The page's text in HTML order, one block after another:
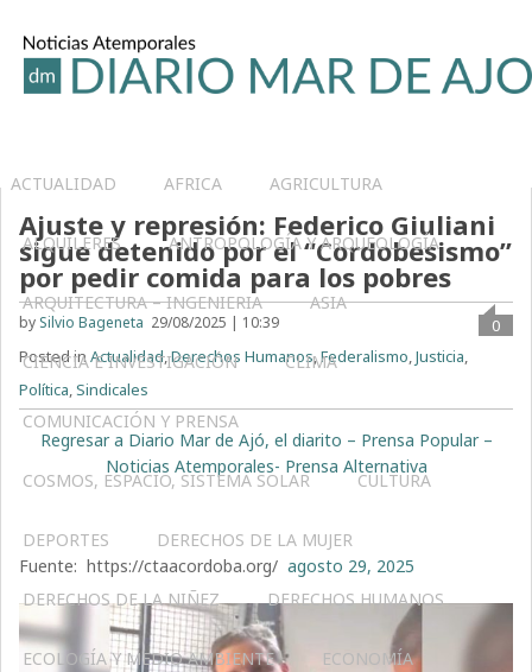
ACTUALIDAD AFRICA AGRICULTURA
ALQUILERES ANTROPOLOGÍA Y ARQUEOLOGÍA
ARQUITECTURA – INGENIERIA ASIA
CIENCIA E INVESTIGACIÓN CLIMA
COMUNICACIÓN Y PRENSA
COSMOS, ESPACIO, SISTEMA SOLAR CULTURA
DEPORTES DERECHOS DE LA MUJER
DERECHOS DE LA NIÑEZ DERECHOS HUMANOS
ECOLOGÍA Y MEDIO AMBIENTE ECONOMÍA
Ajuste y represión: Federico Giuliani
sigue detenido por el “Cordobesismo”
por pedir comida para los pobres
by Silvio Bageneta 29/08/2025 | 10:39
0
Posted inActualidad,Derechos Humanos,Federalismo,Justicia,
Política,Sindicales
Regresar a Diario Mar de Ajó, el diarito – Prensa Popular –
Noticias Atemporales- Prensa Alternativa
Fuente: https://ctaacordoba.org/agosto 29, 2025